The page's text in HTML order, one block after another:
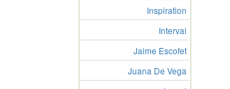
Inspiration
Interval
Jaime Escofet
Juana De Vega